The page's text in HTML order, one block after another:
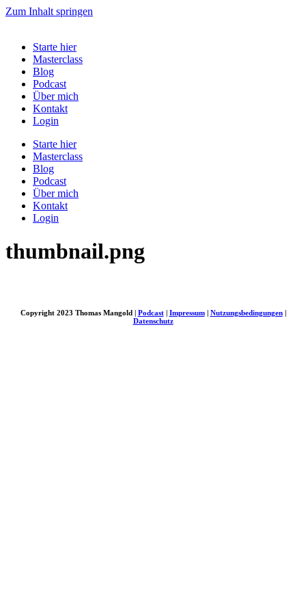
Zum Inhalt springen
Starte hier
Masterclass
Blog
Podcast
Über mich
Kontakt
Login
Starte hier
Masterclass
Blog
Podcast
Über mich
Kontakt
Login
thumbnail.png
Copyright 2023 Thomas Mangold | Podcast| Impressum| Nutzungsbedingungen|
Datenschutz